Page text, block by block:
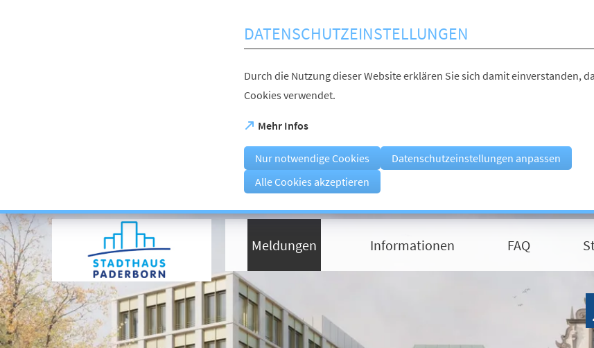
Visuelle
Assistenzsoftware
öffnen.
Mit
der
Tastatur
erreichbar
über
ALT
+
1
DATENSCHUTZEINSTELLUNGEN
Durch die Nutzung dieser Website erklären Sie sich damit einverstanden,
Cookies verwendet.
Mehr Infos
(Öffnet
einem
neuen
Tab)
Nur notwendige Cookies
Datenschutzeinstellungen anpassen
Alle Cookies akzeptieren
Meldungen Informationen FAQ